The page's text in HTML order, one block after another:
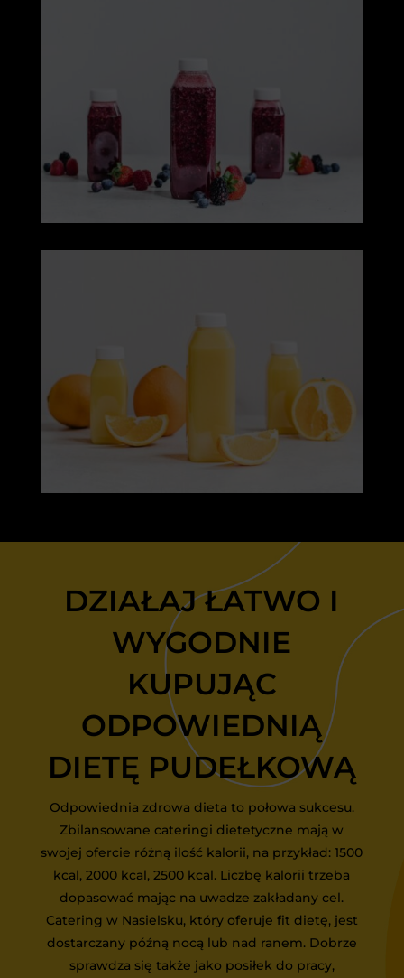
DZIAŁAJ ŁATWO I
WYGODNIE
KUPUJĄC
ODPOWIEDNIĄ
DIETĘ PUDEŁKOWĄ
Odpowiednia zdrowa dieta to połowa sukcesu.
Zbilansowane cateringi dietetyczne mają w
swojej ofercie różną ilość kalorii, na przykład: 1500
kcal, 2000 kcal, 2500 kcal. Liczbę kalorii trzeba
dopasować mając na uwadze zakładany cel.
Catering w Nasielsku, który oferuje fit dietę, jest
dostarczany późną nocą lub nad ranem. Dobrze
sprawdza się także jako posiłek do pracy,